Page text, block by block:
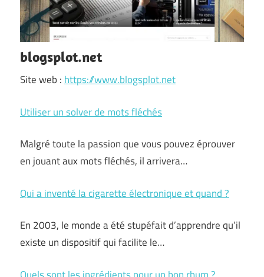
blogsplot.net
Site web : https://www.blogsplot.net
Utiliser un solver de mots fléchés
Malgré toute la passion que vous pouvez éprouver
en jouant aux mots fléchés, il arrivera…
Qui a inventé la cigarette électronique et quand ?
En 2003, le monde a été stupéfait d’apprendre qu’il
existe un dispositif qui facilite le…